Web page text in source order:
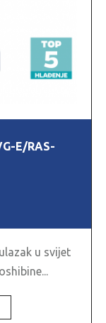
E/RAS-
u svijet